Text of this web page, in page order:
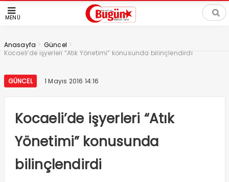
MENÜ
Anasayfa > Güncel >
Kocaeli’de işyerleri “Atık Yönetimi” konusunda bilinçlendirdi
GÜNCEL 1 Mayıs 2016 14:16
Kocaeli’de işyerleri “Atık
Yönetimi” konusunda
bilinçlendirdi